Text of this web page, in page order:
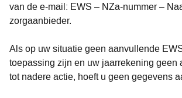
van de e-mail: EWS – NZa-nummer –
zorgaanbieder.
Als op uw situatie geen aanvullende
toepassing zijn en uw jaarrekening geen
tot nadere actie, hoeft u geen gegevens